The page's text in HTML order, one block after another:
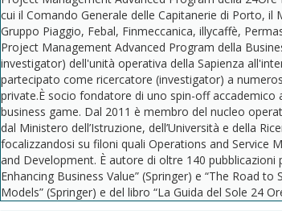
cui il Comando Generale delle Capitanerie di Porto,
Gruppo Piaggio, Febal, Finmeccanica, illycaffè,
Project Management Advanced Program della
investigator) dell'unità operativa della Sapienza
partecipato come ricercatore (investigator) a
private.È socio fondatore di uno spin-off
business game. Dal 2011 è membro del nucleo
dal Ministero dell’Istruzione, dell’Università e della
focalizzandosi su filoni quali Operations and Service
and Development. È autore di oltre 140
Enhancing Business Value” (Springer) e “The Road
Models” (Springer) e del libro “La Guida del Sole 24